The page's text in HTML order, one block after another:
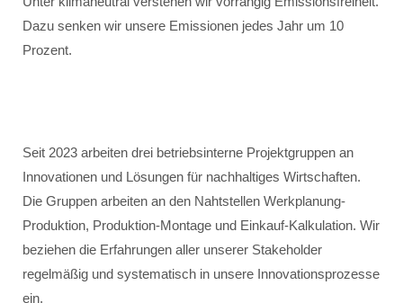
Dazu senken wir unsere Emissionen jedes Jahr um 10
Prozent.
Seit 2023 arbeiten drei betriebsinterne Projektgruppen an
Innovationen und Lösungen für nachhaltiges Wirtschaften.
Die Gruppen arbeiten an den Nahtstellen Werkplanung-
Produktion, Produktion-Montage und Einkauf-Kalkulation. Wir
beziehen die Erfahrungen aller unserer Stakeholder
regelmäßig und systematisch in unsere Innovationsprozesse
ein.